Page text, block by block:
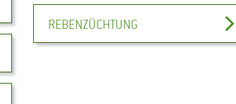
REBENZÜCHTUNG